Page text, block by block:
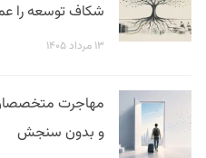
شکاف توسعه را
۱۳ مرداد ۱۴۰۵
مهاجرت متخصصان
و بدون سنجش